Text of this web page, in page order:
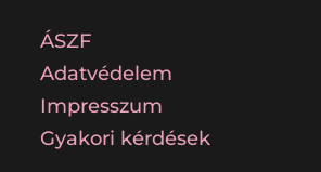
ÁSZF
Adatvédelem
Impresszum
Gyakori kérdések